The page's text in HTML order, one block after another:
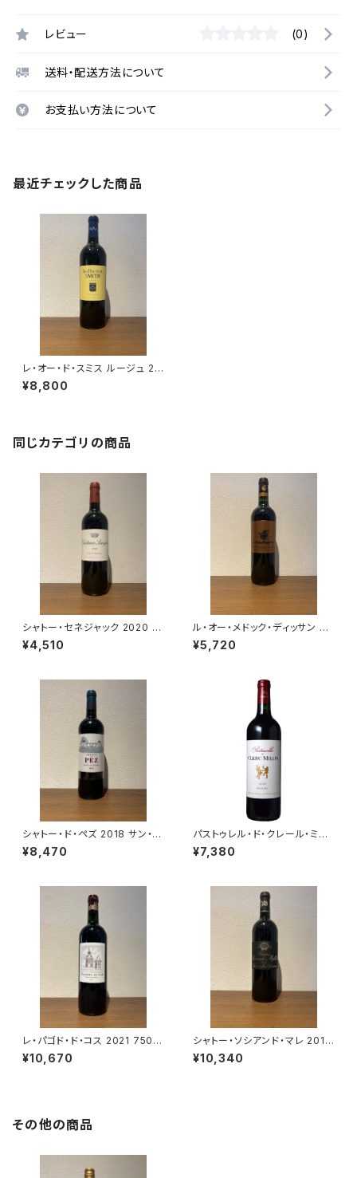
レビュー (0)
送料・配送方法について
お支払い方法について
最近チェックした商品
レ・オー・ド・スミス ルージュ 20
19 ペサック・レオニャン 750ml
¥8,800
同じカテゴリの商品
シャトー・セネジャック 2020 赤
ワイン フランス ボルドー オー・
メドック 750ml
¥4,510
ル・オー・メドック・ディッサン 20
18 赤ワイン フランス ボルドー
750ml
¥5,720
シャトー・ド・ペズ 2018 サン・テ
ステフ 赤ワイン 750ml
¥8,470
パストゥレル・ド・クレール・ミロ
ン 2020 750ml
¥7,380
レ・パゴド・ド・コス 2021 750m
l¥10,670
シャトー・ソシアンド・マレ 2018
750ml
¥10,340
その他の商品